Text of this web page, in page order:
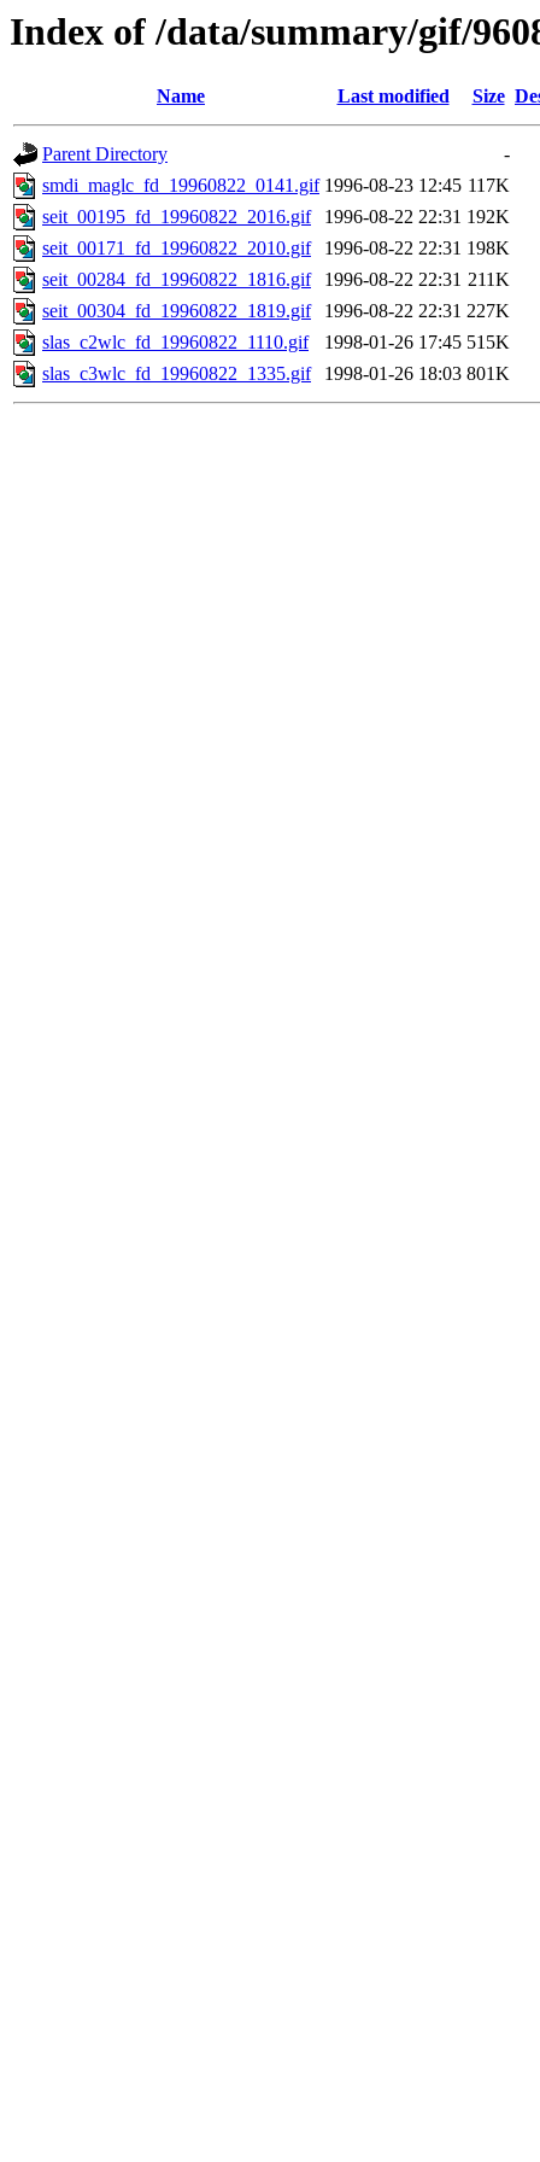
Index of /data/summary/gif/
Name Last modified Size
Parent Directory
-
smdi_maglc_fd_19960822_0141.gif 1996-08-23 12:45 117K
seit_00195_fd_19960822_2016.gif
1996-08-22 22:31 192K
seit_00171_fd_19960822_2010.gif
1996-08-22 22:31 198K
seit_00284_fd_19960822_1816.gif
1996-08-22 22:31 211K
seit_00304_fd_19960822_1819.gif
1996-08-22 22:31 227K
slas_c2wlc_fd_19960822_1110.gif
1998-01-26 17:45 515K
slas_c3wlc_fd_19960822_1335.gif
1998-01-26 18:03 801K